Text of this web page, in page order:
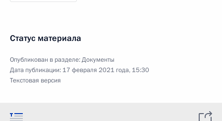
Статус материала
Опубликован в разделе:Документы
Дата публикации: 17 февраля 2021 года, 15:30
Текстовая версия